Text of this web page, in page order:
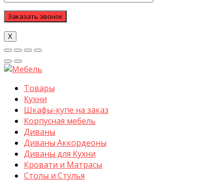
Х
Товары
Кухни
Шкафы-купе на заказ
Корпусная мебель
Диваны
Диваны Аккордеоны
Диваны для Кухни
Кровати и Матрасы
Столы и Стулья